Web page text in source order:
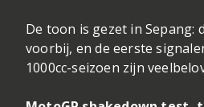
De toon is gezet in Sepang:
voorbij, en de eerste
1000cc-seizoen zijn